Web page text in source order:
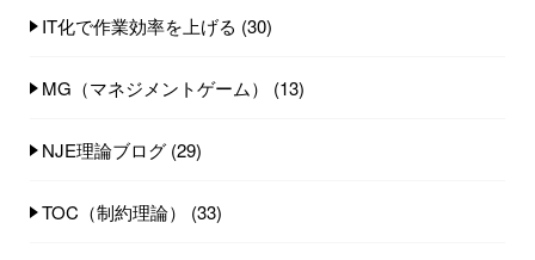
IT化で作業効率を上げる (30)
MG（マネジメントゲーム） (13)
NJE理論ブログ (29)
TOC（制約理論） (33)